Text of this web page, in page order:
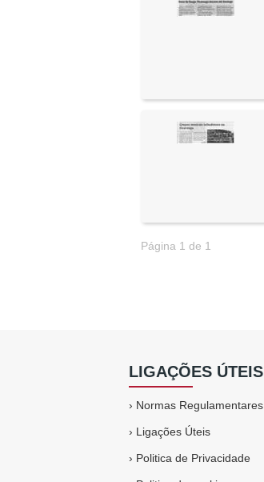
Página 1 de 1
LIGAÇÕES ÚTEIS
› Normas Regulamentares
› Ligações Úteis
› Politica de Privacidade